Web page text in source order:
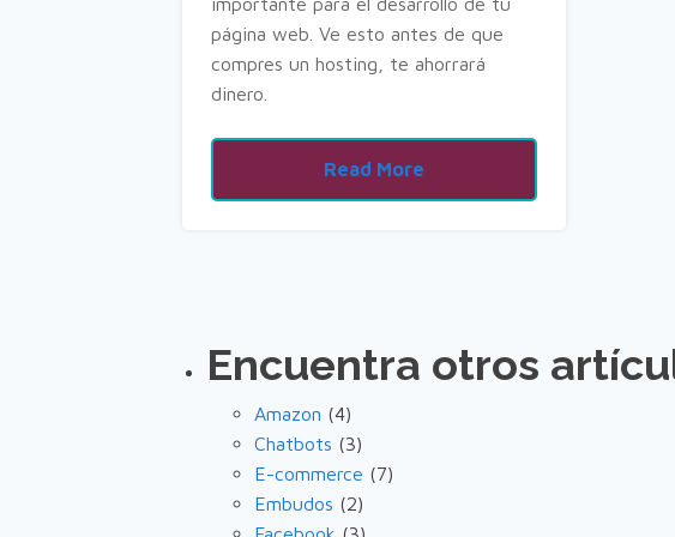
página web. Ve esto antes de que
compres un hosting, te ahorrará
dinero.
Read More
Encuentra otros
Amazon (4)
Chatbots (3)
E-commerce (7)
Embudos (2)